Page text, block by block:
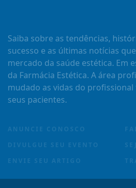
Saiba sobre as tendências,
sucesso e as últimas notícias
mercado da saúde estética. Em
da Farmácia Estética. A área
mudado as vidas do
seus pacientes.
ANUNCIE CONOSCO
DIVULGUE SEU EVENTO
ENVIE SEU ARTIGO